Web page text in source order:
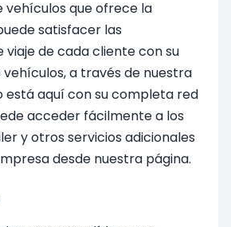
vehículos que ofrece la
satisfacer las
viaje de cada cliente con su
a través de nuestra
está aquí con su completa red
acceder fácilmente a los
y otros servicios adicionales
desde nuestra página.